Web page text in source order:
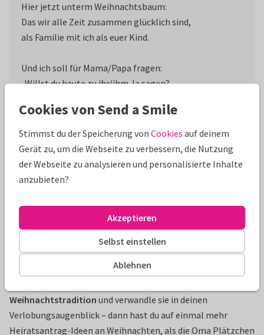
Hier jetzt unterm Weihnachtsbaum:
Das wir alle Zeit zusammen glücklich sind,
als Familie mit ich als euer Kind.
Und ich soll für Mama/Papa fragen:
„Willst du heute zu ihr/ihm Ja sagen?
Von heute bis in die Ewigkeit?
Dein Heiratsantrag an Heiligabend
verschönern verschiedene Traditionen das Fest. Wie wäre es,
wenn du mit dem Dessert den Verlobungsring servierst?
Beim Christbaum schmücken einen ganz besonderen
Schmuck aus der Tasche ziehst? Oder du bei deiner
Weihnachtsansprache deinen Partner oder deine Partnerin
Weihnachtstradition und verwandle sie in deinen
Verlobungsaugenblick – dann hast du auf einmal mehr
Heiratsantrag-Ideen an Weihnachten, als die Oma Plätzchen
Cookies von Send a Smile
Stimmst du der Speicherung von Cookies auf deinem
Gerät zu, um die Webseite zu verbessern, die Nutzung
der Webseite zu analysieren und personalisierte Inhalte
anzubieten?
Ablehnen
Selbst einstellen
Akzeptieren